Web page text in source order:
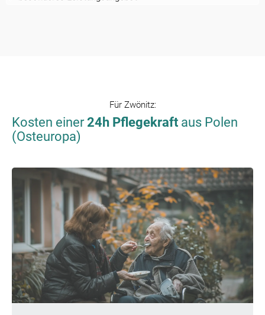
Für Zwönitz:
Kosten einer24h Pflegekraft aus Polen
(Osteuropa)